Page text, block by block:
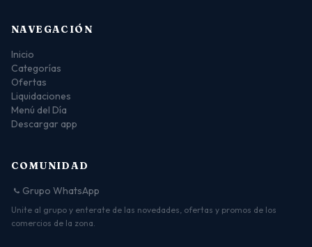
NAVEGACIÓN
Inicio
Categorías
Ofertas
Liquidaciones
Menú del Día
Descargar app
COMUNIDAD
Grupo WhatsApp
Unite al grupo y enterate de las novedades, ofertas y promos de los
comercios de la zona.